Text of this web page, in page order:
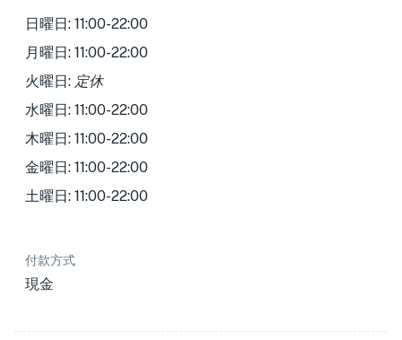
日曜日: 11:00-22:00
月曜日: 11:00-22:00
火曜日: 定休
水曜日: 11:00-22:00
木曜日: 11:00-22:00
金曜日: 11:00-22:00
土曜日: 11:00-22:00
付款方式
現金